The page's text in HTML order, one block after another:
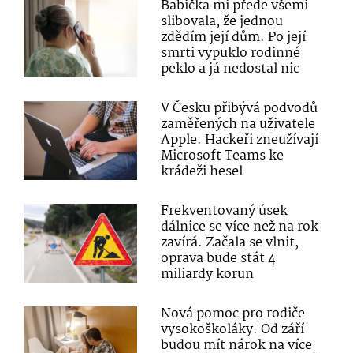
Babička mi přede všemi
slibovala, že jednou
zdědím její dům. Po její
smrti vypuklo rodinné
peklo a já nedostal nic
V Česku přibývá podvodů
zaměřených na uživatele
Apple. Hackeři zneužívají
Microsoft Teams ke
krádeži hesel
Frekventovaný úsek
dálnice se více než na rok
zavírá. Začala se vlnit,
oprava bude stát 4
miliardy korun
Nová pomoc pro rodiče
vysokoškoláky. Od září
budou mít nárok na více